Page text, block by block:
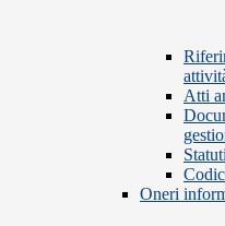
Atti
Oneri